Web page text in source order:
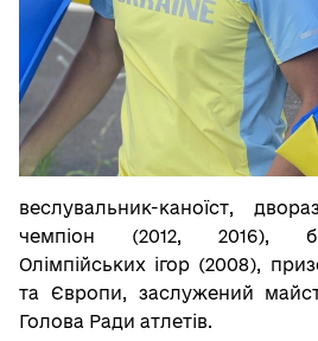
веслувальник-каноїст,
чемпіон (2012, 2016),
Олімпійських ігор (2008),
та Європи, заслужений
Голова Ради атлетів.